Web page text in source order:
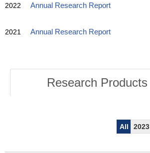
2022 Annual Research Report
2021 Annual Research Report
Research Products
All 2023